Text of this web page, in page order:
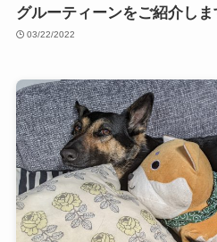
グルーティーンをご紹介しま
03/22/2022